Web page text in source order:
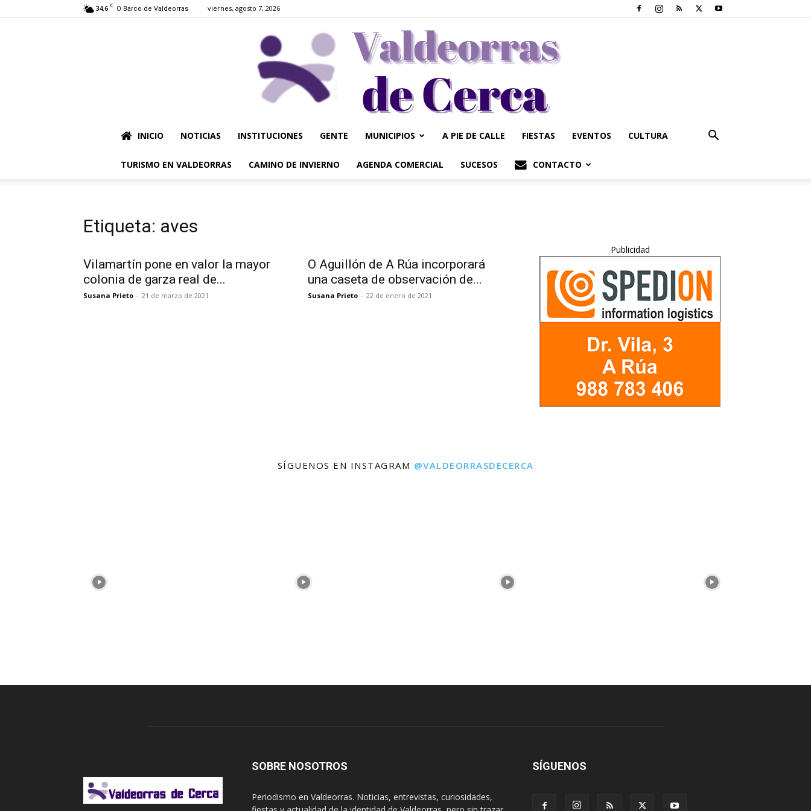
34.6 C O Barco de Valdeorras viernes, agosto 7, 2026
Valdeorrasdecerca
INICIO NOTICIAS INSTITUCIONES GENTE MUNICIPIOS A PIE DE CALLE FIESTAS EVENTOS CULTURA
TURISMO EN VALDEORRAS CAMINO DE INVIERNO AGENDA COMERCIAL SUCESOS CONTACTO
Etiqueta: aves
Vilamartín pone en valor la mayor
colonia de garza real de...
Susana Prieto - 21 de marzo de 2021
O Aguillón de A Rúa incorporará
una caseta de observación de...
Susana Prieto - 22 de enero de 2021
Publicidad
SÍGUENOS EN INSTAGRAM @VALDEORRASDECERCA
SOBRE NOSOTROS
Periodismo en Valdeorras. Noticias, entrevistas, curiosidades,
SÍGUENOS